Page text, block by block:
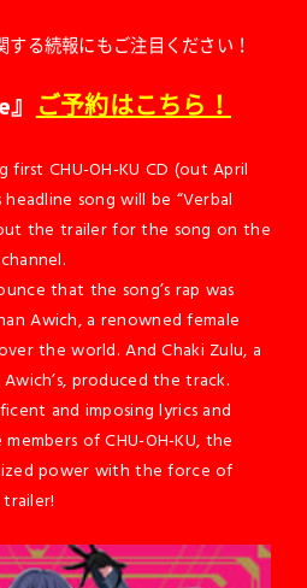
る続報にもご注目ください！
ご予約はこちら！
CHU-OH-KU CD (out April
song will be “Verbal
the trailer for the song on the
that the song’s rap was
Awich, a renowned female
the world. And Chaki Zulu, a
produced the track.
and imposing lyrics and
of CHU-OH-KU, the
power with the force of